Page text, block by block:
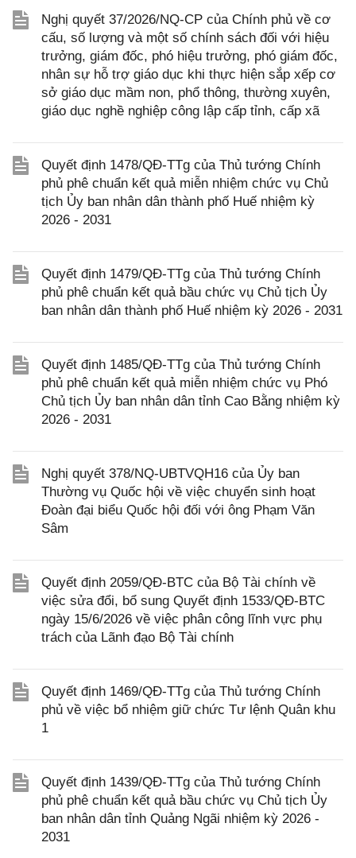
Nghị quyết 37/2026/NQ-CP của Chính phủ về cơ
cấu, số lượng và một số chính sách đối với hiệu
trưởng, giám đốc, phó hiệu trưởng, phó giám đốc,
nhân sự hỗ trợ giáo dục khi thực hiện sắp xếp cơ
sở giáo dục mầm non, phổ thông, thường xuyên,
giáo dục nghề nghiệp công lập cấp tỉnh, cấp xã
Quyết định 1478/QĐ-TTg của Thủ tướng Chính
phủ phê chuẩn kết quả miễn nhiệm chức vụ Chủ
tịch Ủy ban nhân dân thành phố Huế nhiệm kỳ
2026 - 2031
Quyết định 1479/QĐ-TTg của Thủ tướng Chính
phủ phê chuẩn kết quả bầu chức vụ Chủ tịch Ủy
ban nhân dân thành phố Huế nhiệm kỳ 2026 - 2031
Quyết định 1485/QĐ-TTg của Thủ tướng Chính
phủ phê chuẩn kết quả miễn nhiệm chức vụ Phó
Chủ tịch Ủy ban nhân dân tỉnh Cao Bằng nhiệm kỳ
2026 - 2031
Nghị quyết 378/NQ-UBTVQH16 của Ủy ban
Thường vụ Quốc hội về việc chuyển sinh hoạt
Đoàn đại biểu Quốc hội đối với ông Phạm Văn
Sâm
Quyết định 2059/QĐ-BTC của Bộ Tài chính về
việc sửa đổi, bổ sung Quyết định 1533/QĐ-BTC
ngày 15/6/2026 về việc phân công lĩnh vực phụ
trách của Lãnh đạo Bộ Tài chính
Quyết định 1469/QĐ-TTg của Thủ tướng Chính
phủ về việc bổ nhiệm giữ chức Tư lệnh Quân khu
1
Quyết định 1439/QĐ-TTg của Thủ tướng Chính
phủ phê chuẩn kết quả bầu chức vụ Chủ tịch Ủy
ban nhân dân tỉnh Quảng Ngãi nhiệm kỳ 2026 -
2031